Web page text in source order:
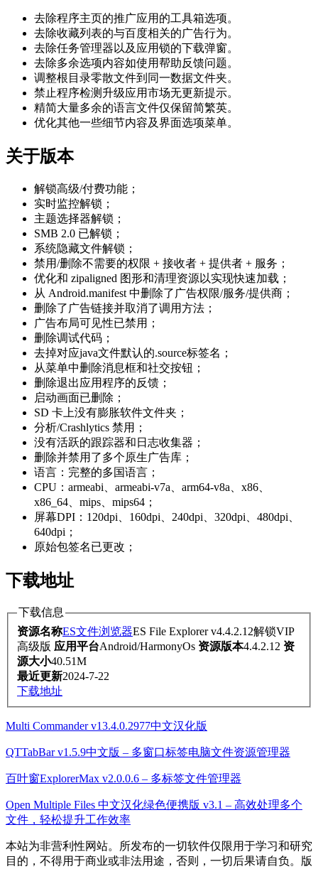
去除程序主页的推广应用的工具箱选项。
去除收藏列表的与百度相关的广告行为。
去除任务管理器以及应用锁的下载弹窗。
去除多余选项内容如使用帮助反馈问题。
调整根目录零散文件到同一数据文件夹。
禁止程序检测升级应用市场无更新提示。
精简大量多余的语言文件仅保留简繁英。
优化其他一些细节内容及界面选项菜单。
关于版本
解锁高级/付费功能；
实时监控解锁；
主题选择器解锁；
SMB 2.0 已解锁；
系统隐藏文件解锁；
禁用/删除不需要的权限 + 接收者 + 提供者 + 服务；
优化和 zipaligned 图形和清理资源以实现快速加载；
从 Android.manifest 中删除了广告权限/服务/提供商；
删除了广告链接并取消了调用方法；
广告布局可见性已禁用；
删除调试代码；
去掉对应java文件默认的.source标签名；
从菜单中删除消息框和社交按钮；
删除退出应用程序的反馈；
启动画面已删除；
SD 卡上没有膨胀软件文件夹；
分析/Crashlytics 禁用；
没有活跃的跟踪器和日志收集器；
删除并禁用了多个原生广告库；
语言：完整的多国语言；
CPU：armeabi、armeabi-v7a、arm64-v8a、x86、
x86_64、mips、mips64；
屏幕DPI：120dpi、160dpi、240dpi、320dpi、480dpi、
640dpi；
原始包签名已更改；
下载地址
下载信息
资源名称ES文件浏览器ES File Explorer v4.4.2.12解锁VIP
高级版 应用平台Android/HarmonyOs 资源版本4.4.2.12 资
源大小40.51M
最近更新2024-7-22
下载地址
Multi Commander v13.4.0.2977中文汉化版
QTTabBar v1.5.9中文版 – 多窗口标签电脑文件资源管理器
百叶窗ExplorerMax v2.0.0.6 – 多标签文件管理器
Open Multiple Files 中文汉化绿色便携版 v3.1 – 高效处理多个
文件，轻松提升工作效率
本站为非营利性网站。所发布的一切软件仅限用于学习和研究
目的，不得用于商业或非法用途，否则，一切后果请自负。版